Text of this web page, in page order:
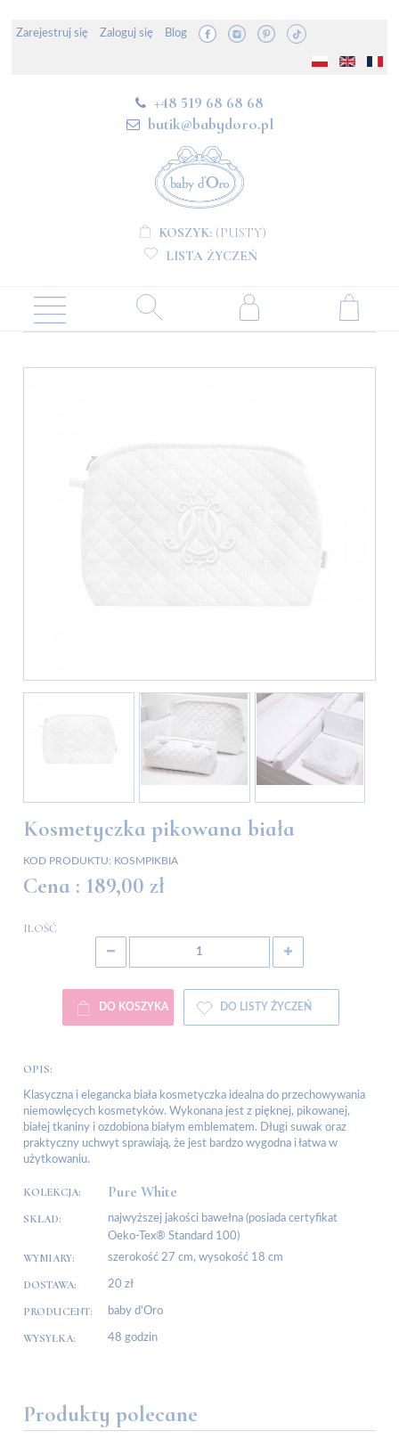
Zarejestruj się Zaloguj się Blog
+48 519 68 68 68
butik@babydoro.pl
KOSZYK: (PUSTY)
LISTA ŻYCZEŃ
Kosmetyczka pikowana biała
KOD PRODUKTU: KOSMPIKBIA
Cena : 189,00 zł
ILOŚĆ
DO KOSZYKA DO LISTY ŻYCZEŃ
OPIS:
Klasyczna i elegancka biała kosmetyczka idealna do przechowywania
niemowlęcych kosmetyków. Wykonana jest z pięknej, pikowanej,
białej tkaniny i ozdobiona białym emblematem. Długi suwak oraz
praktyczny uchwyt sprawiają, że jest bardzo wygodna i łatwa w
użytkowaniu.
KOLEKCJA: Pure White
SKŁAD:
najwyższej jakości bawełna (posiada certyfikat
Oeko-Tex® Standard 100)
WYMIARY: szerokość 27 cm, wysokość 18 cm
DOSTAWA: 20 zł
PRODUCENT: baby d’Oro
WYSYŁKA: 48 godzin
Produkty polecane